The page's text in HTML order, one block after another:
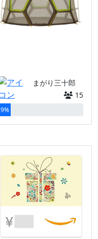
まがり三十郎
15
9%